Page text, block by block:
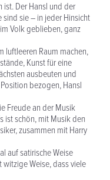
ist. Der Hansl und der
sie – in jeder Hinsicht
Volk geblieben, ganz
luftleeren Raum machen,
Kunst für eine
ausbeuten und
bezogen, Hansl
Freude an der Musik
ist schön, mit Musik den
zusammen mit Harry
auf satirische Weise
Weise, dass viele